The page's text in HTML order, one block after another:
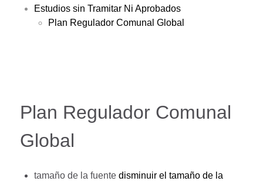
Estudios sin Tramitar Ni Aprobados
Plan Regulador Comunal Global
Plan Regulador Comunal
Global
tamaño de la fuente disminuir el tamaño de la